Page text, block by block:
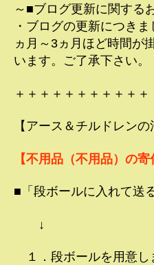
～■ブログ更新に関する
・ブログの更新につき
ヵ月～3ヵ月ほど時間が
います。ご了承下さい。
＋＋＋＋＋＋＋＋＋＋＋
【アース＆チルドレン
【不用品（不用品）の寄
■「段ボールに入れて送
↓
１．段ボールを用意し